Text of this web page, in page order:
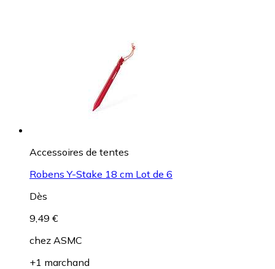
Accessoires de tentes
Robens Y-Stake 18 cm Lot de 6
Dès
9,49 €
chez ASMC
+1 marchand